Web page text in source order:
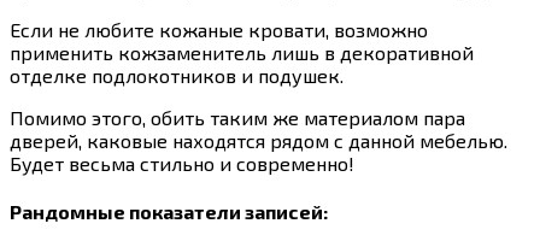
Если не любите кожаные кровати, возможно
применить кожзаменитель лишь в декоративной
отделке подлокотников и подушек.
Помимо этого, обить таким же материалом пара
дверей, каковые находятся рядом с данной мебелью.
Будет весьма стильно и современно!
Рандомные показатели записей: